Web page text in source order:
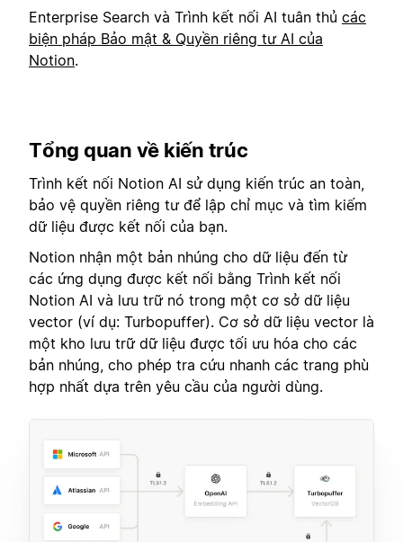
Enterprise Search và Trình kết nối AI tuân thủ các
biện pháp Bảo mật & Quyền riêng tư AI của
Notion.
Tổng quan về kiến trúc
Trình kết nối Notion AI sử dụng kiến trúc an toàn,
bảo vệ quyền riêng tư để lập chỉ mục và tìm kiếm
dữ liệu được kết nối của bạn.
Notion nhận một bản nhúng cho dữ liệu đến từ
các ứng dụng được kết nối bằng Trình kết nối
Notion AI và lưu trữ nó trong một cơ sở dữ liệu
vector (ví dụ: Turbopuffer). Cơ sở dữ liệu vector là
một kho lưu trữ dữ liệu được tối ưu hóa cho các
bản nhúng, cho phép tra cứu nhanh các trang phù
hợp nhất dựa trên yêu cầu của người dùng.